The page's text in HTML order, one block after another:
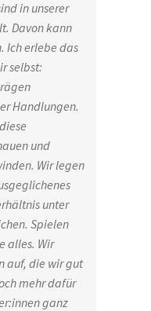
in unserer
Davon kann
Ich erlebe das
selbst:
Handlungen.
und
Wir legen
unter
Spielen
alles. Wir
auf, die wir gut
mehr dafür
ganz